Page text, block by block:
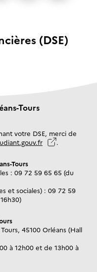
(DSE)
Tours
votre DSE, merci de
Tours
: 09 72 59 65 65 (du
et sociales) : 09 72 59
45100 Orléans (Hall
à 12h00 et de 13h00 à